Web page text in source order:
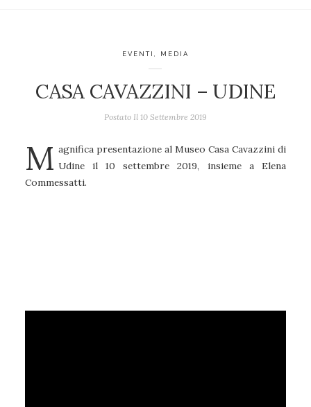
EVENTI MEDIA
CASA CAVAZZINI – UDINE
Postato Il 10 Settembre 2019
M agnifica presentazione al Museo Casa Cavazzini di
Udine il 10 settembre 2019, insieme a Elena
Commessatti.